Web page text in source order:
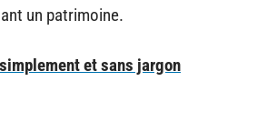
un patrimoine.
et sans jargon